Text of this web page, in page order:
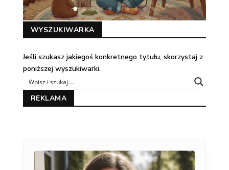
WYSZUKIWARKA
Jeśli szukasz jakiegoś konkretnego tytułu, skorzystaj z
poniższej wyszukiwarki.
REKLAMA